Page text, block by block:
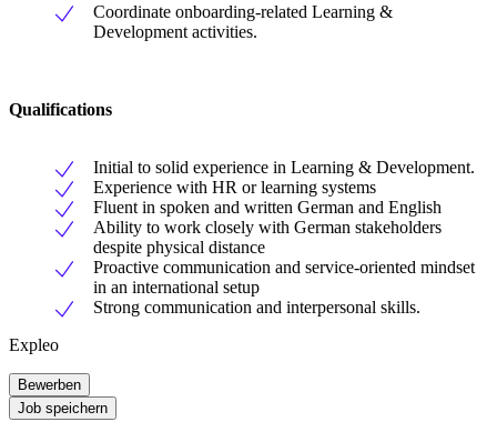
Coordinate onboarding-related Learning &
Development activities.
Qualifications
Initial to solid experience in Learning & Development.
Experience with HR or learning systems
Fluent in spoken and written German and English
Ability to work closely with German stakeholders
despite physical distance
Proactive communication and service-oriented mindset
in an international setup
Strong communication and interpersonal skills.
Expleo
Bewerben
Job speichern